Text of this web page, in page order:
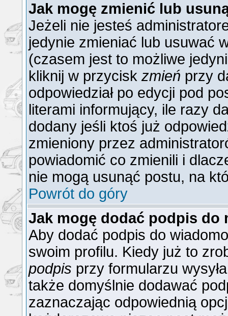
Jak mogę zmienić lub
Jeżeli nie jesteś
jedynie zmieniać lub usuwać
(czasem jest to możliwe
kliknij w przycisk zmień przy
odpowiedział po edycji pod
literami informujący, ile razy
dodany jeśli ktoś już
zmieniony przez
powiadomić co zmienili i
nie mogą usunąć postu, na
Powrót do góry
Jak mogę dodać podpis do
Aby dodać podpis do
swoim profilu. Kiedy już to
podpis przy formularzu
także domyślnie dodawać
zaznaczając odpowiednią